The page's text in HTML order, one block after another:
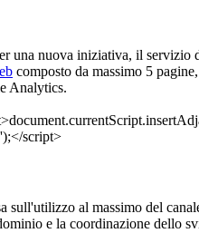
nuova iniziativa, il
composto da massimo 5
Analytics.
sull'utilizzo al massimo del
e la coordinazione dello